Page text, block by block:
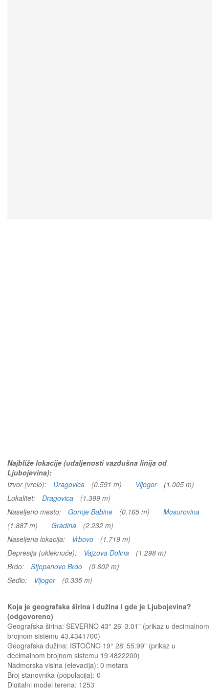
Najbliže lokacije (udaljenosti vazdušna linija od
Ljubojevina):
Izvor (vrelo):
Dragovica (0.591 m) Vijogor
(1.005 m)
Lokalitet:
Dragovica
(1.399 m)
Naseljeno mesto:
Gornje Babine (0.165 m)
Mosurovina
(1.887 m)
Gradina
(2.232 m)
Naseljena lokacija:
Vrbovo
(1.719 m)
Depresija (ukleknuće):
Vajzova Dolina
(1.298 m)
Brdo:
Stjepanovo Brdo
(0.602 m)
Sedlo:
Vijogor (0.335 m)
Koja je geografska širina i dužina i gde je Ljubojevina?
(odgovoreno)
Geografska širina: SEVERNO 43° 26' 3.01" (prikaz u decimalnom
brojnom sistemu 43.4341700)
Geografska dužina: ISTOČNO 19° 28' 55.99" (prikaz u
decimalnom brojnom sistemu 19.4822200)
Nadmorska visina (elevacija): 0 metara
Broj stanovnika (populacija): 0
Digitalni model terena: 1253